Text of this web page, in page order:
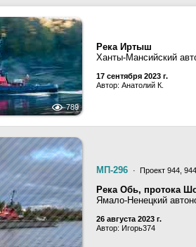
789
Река Иртыш
Ханты-Мансийский
17 сентября 2023 г.
Автор: Анатолий К.
МП-296 · Проект 944,
Река Обь, протока
Ямало-Ненецкий
26 августа 2023 г.
Автор: Игорь374